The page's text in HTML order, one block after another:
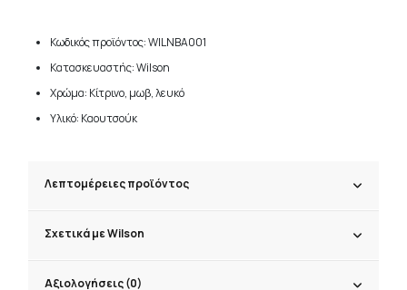
Κωδικός προϊόντος: WILNBA001
Κατασκευαστής: Wilson
Χρώμα: Κίτρινο, μωβ, λευκό
Υλικό: Καουτσούκ
Λεπτομέρειες προϊόντος
Σχετικά με Wilson
Αξιολογήσεις (0)